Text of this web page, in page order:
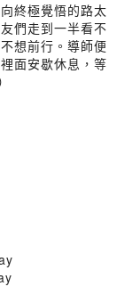
終極覺悟的路太
們走到一半看不
想前行。導師便
面安歇休息，等